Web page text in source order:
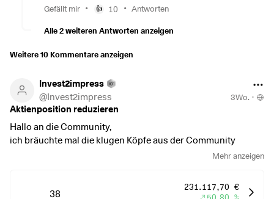
Gefällt mir • 👍 10 • Antworten
Alle 2 weiteren Antworten anzeigen
Weitere 10 Kommentare anzeigen
Invest2impress
@Invest2impress 3Wo. ·
Aktienposition reduzieren
Hallo an die Community,
ich bräuchte mal die klugen Köpfe aus der Community
mich ob ich ein paar Chips vom Table bei einigen Techwerten
Mehr anzeigen
38
231.117,70 €
50,80 %